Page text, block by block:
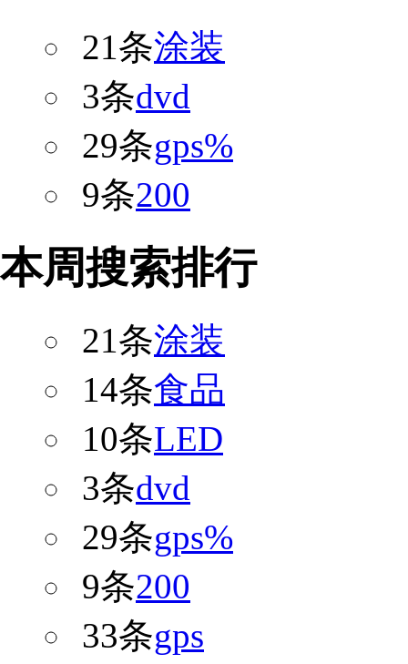
21条涂装
3条dvd
29条gps%
9条200
本周搜索排行
21条涂装
14条食品
10条LED
3条dvd
29条gps%
9条200
33条gps